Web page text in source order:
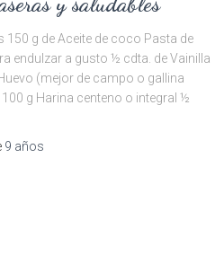
150 g de Aceite de coco Pasta de
endulzar a gusto ½ cdta. de Vainilla
(mejor de campo o gallina
g Harina centeno o integral ½
9 años